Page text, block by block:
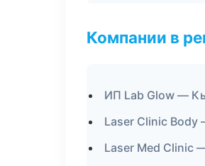
Компании в
ИП Lab Glow —
Laser Clinic Body
Laser Med Clinic